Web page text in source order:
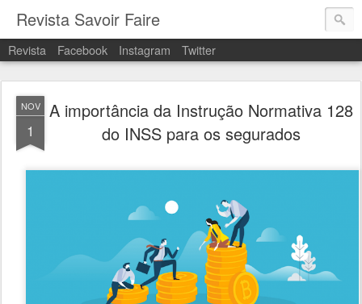
Revista Savoir Faire
Revista Facebook Instagram Twitter
NOV
1
A importância da Instrução Normativa 128
do INSS para os segurados